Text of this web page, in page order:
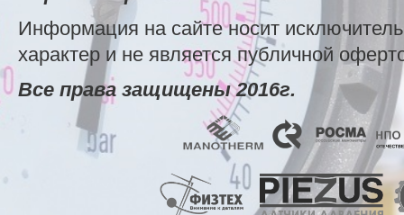
Информация на сайте носит
характер и не является публичной
Все права защищены 2016г.